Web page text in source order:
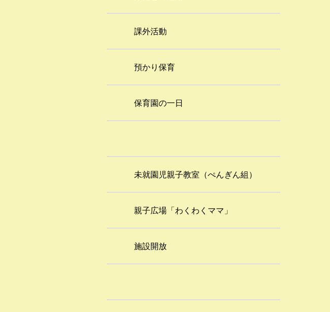
課外活動
預かり保育
保育園の一日
未就園児親子教室（ぺんぎん組）
親子広場「わくわくママ」
施設開放